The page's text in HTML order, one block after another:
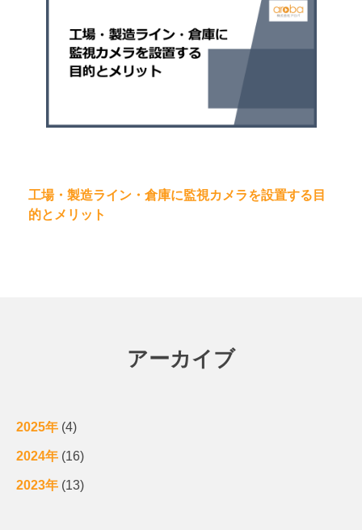
工場・製造ライン・倉庫に監視カメラを設置する目
的とメリット
アーカイブ
2025年 (4)
2024年 (16)
2023年 (13)